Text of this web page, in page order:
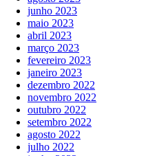
junho 2023
maio 2023
abril 2023
março 2023
fevereiro 2023
janeiro 2023
dezembro 2022
novembro 2022
outubro 2022
setembro 2022
agosto 2022
julho 2022